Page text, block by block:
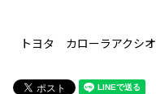
トヨタ カローラアクシオ